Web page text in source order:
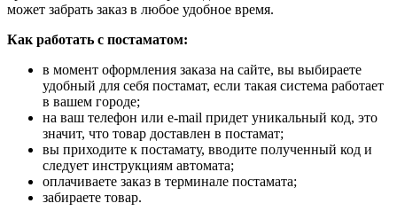
может забрать заказ в любое удобное время.
Как работать с постаматом:
в момент оформления заказа на сайте, вы выбираете
удобный для себя постамат, если такая система работает
в вашем городе;
на ваш телефон или e-mail придет уникальный код, это
значит, что товар доставлен в постамат;
вы приходите к постамату, вводите полученный код и
следует инструкциям автомата;
оплачиваете заказ в терминале постамата;
забираете товар.